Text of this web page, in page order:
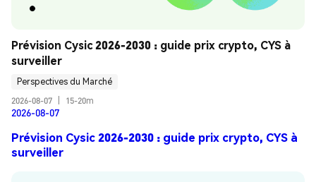
Prévision Cysic 2026-2030 : guide prix crypto, CYS à
surveiller
Perspectives du Marché
2026-08-07
15-20m
2026-08-07
Prévision Cysic 2026-2030 : guide prix crypto, CYS à
surveiller